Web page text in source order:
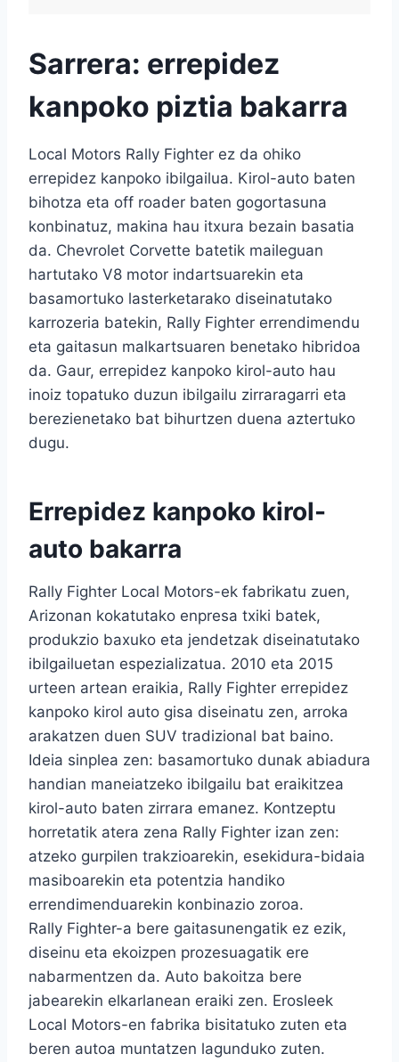
Sarrera: errepidez
kanpoko piztia bakarra
Local Motors Rally Fighter ez da ohiko
errepidez kanpoko ibilgailua. Kirol-auto baten
bihotza eta off roader baten gogortasuna
konbinatuz, makina hau itxura bezain basatia
da. Chevrolet Corvette batetik maileguan
hartutako V8 motor indartsuarekin eta
basamortuko lasterketarako diseinatutako
karrozeria batekin, Rally Fighter errendimendu
eta gaitasun malkartsuaren benetako hibridoa
da. Gaur, errepidez kanpoko kirol-auto hau
inoiz topatuko duzun ibilgailu zirraragarri eta
berezienetako bat bihurtzen duena aztertuko
dugu.
Errepidez kanpoko kirol-
auto bakarra
Rally Fighter Local Motors-ek fabrikatu zuen,
Arizonan kokatutako enpresa txiki batek,
produkzio baxuko eta jendetzak diseinatutako
ibilgailuetan espezializatua. 2010 eta 2015
urteen artean eraikia, Rally Fighter errepidez
kanpoko kirol auto gisa diseinatu zen, arroka
arakatzen duen SUV tradizional bat baino.
Ideia sinplea zen: basamortuko dunak abiadura
handian maneiatzeko ibilgailu bat eraikitzea
kirol-auto baten zirrara emanez. Kontzeptu
horretatik atera zena Rally Fighter izan zen:
atzeko gurpilen trakzioarekin, esekidura-bidaia
masiboarekin eta potentzia handiko
errendimenduarekin konbinazio zoroa.
Rally Fighter-a bere gaitasunengatik ez ezik,
diseinu eta ekoizpen prozesuagatik ere
nabarmentzen da. Auto bakoitza bere
jabearekin elkarlanean eraiki zen. Erosleek
Local Motors-en fabrika bisitatuko zuten eta
beren autoa muntatzen lagunduko zuten.